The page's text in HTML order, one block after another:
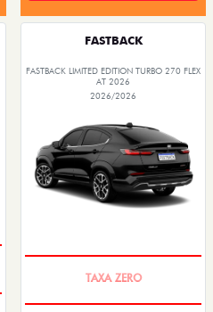
FASTBACK
FASTBACK LIMITED EDITION TURBO 270 FLEX
AT 2026
2026/2026